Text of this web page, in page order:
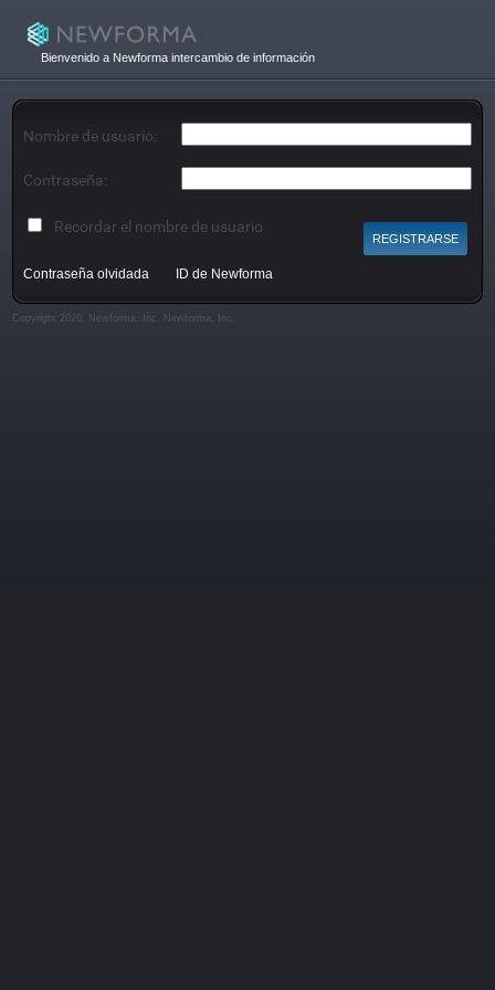
Bienvenido a Newforma intercambio de información
Nombre de usuario:
Contraseña:
Recordar el nombre de usuario
Contraseña olvidada ID de Newforma
Copyright 2020, Newforma, Inc. Newforma, Inc.